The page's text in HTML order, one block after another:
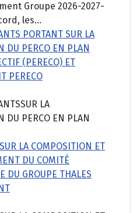
Groupe 2026-2027-
les...
PORTANT SUR LA
DU PERCO EN PLAN
(PERECO) ET
PERECO
LA
DU PERCO EN PLAN
LA COMPOSITION ET
DU COMITÉ
DU GROUPE THALES